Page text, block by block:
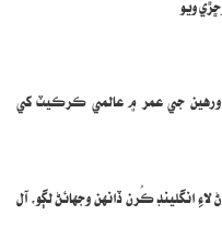
ويو
جي جان ٽرنر 25 ورهين جي عمر ۾ عالمي ڪرڪيٽ کي
انگلينڊ ڪُرن ڏانهن وجهائڻ لڳو، آل